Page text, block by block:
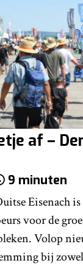
af –
9 minuten
Eisenach is
voor de
Volop
bij